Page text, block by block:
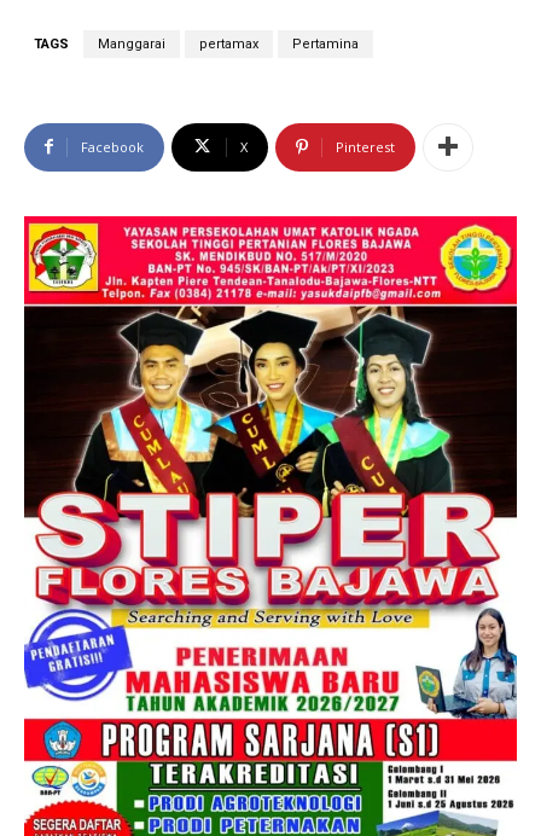
TAGS Manggarai pertamax Pertamina
Facebook X Pinterest